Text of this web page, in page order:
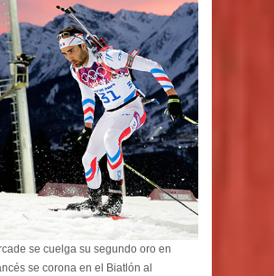
se cuelga su segundo oro en
se corona en el Biatlón al